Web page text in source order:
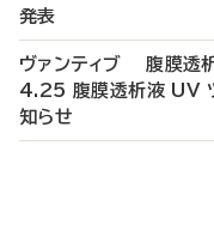
発表
ヴァンティブ 腹膜透
4.25 腹膜透析液 UV
知らせ